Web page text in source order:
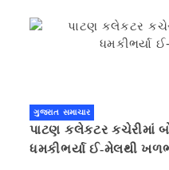
ગુજરાત સમાચાર
પાટણ કલેકટર કચેરીમાં
ધમકીભર્યા